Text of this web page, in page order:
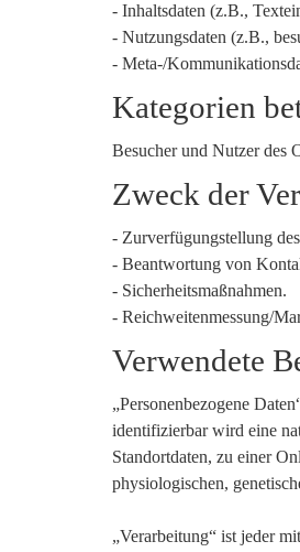
- Inhaltsdaten (z.B.,
- Nutzungsdaten (z.B.,
- Meta-/
Kategorien
Besucher und Nutzer des
Zweck der
- Zurverfügungstellung
- Beantwortung von
- Sicherheitsmaßnahmen.
- Reichweitenmessung/
Verwendete
„Personenbezogene
identifizierbar wird eine
Standortdaten, zu einer
physiologischen,
„Verarbeitung“ ist jeder